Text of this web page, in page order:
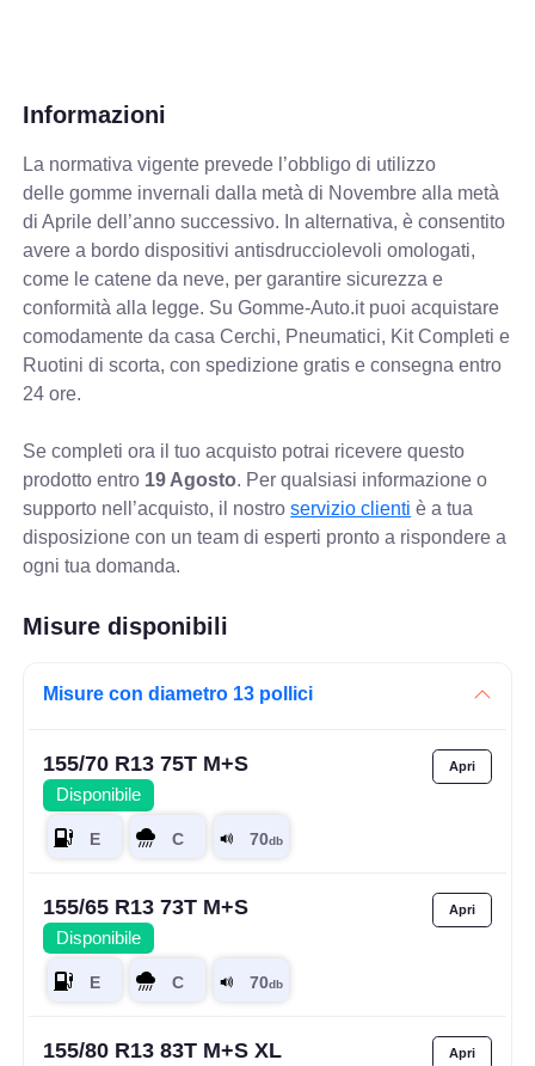
Informazioni
La normativa vigente prevede l’obbligo di utilizzo
delle gomme invernali dalla metà di Novembre alla metà
di Aprile dell’anno successivo. In alternativa, è consentito
avere a bordo dispositivi antisdrucciolevoli omologati,
come le catene da neve, per garantire sicurezza e
conformità alla legge. Su Gomme-Auto.it puoi acquistare
comodamente da casa Cerchi, Pneumatici, Kit Completi e
Ruotini di scorta, con spedizione gratis e consegna entro
24 ore.
Se completi ora il tuo acquisto potrai ricevere questo
prodotto entro 19 Agosto. Per qualsiasi informazione o
supporto nell’acquisto, il nostroservizio clienti è a tua
disposizione con un team di esperti pronto a rispondere a
ogni tua domanda.
Misure disponibili
Misure con diametro 13 pollici
155/70 R13 75T M+S
Disponibile
155/65 R13 73T M+S
Disponibile
155/80 R13 83T M+S XL